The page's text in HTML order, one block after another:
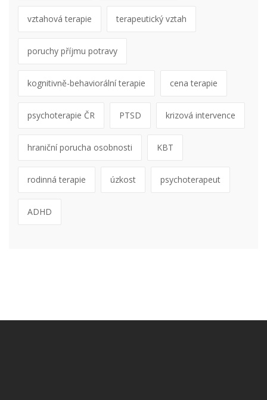
vztahová terapie terapeutický vztah
poruchy příjmu potravy
kognitivně-behaviorální terapie cena terapie
psychoterapie ČR PTSD krizová intervence
hraniční porucha osobnosti KBT
rodinná terapie úzkost psychoterapeut
ADHD